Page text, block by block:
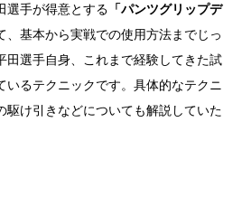
選手が得意とする 「パンツグリップデ
、基本から実戦での使用方法までじっ
田選手自身、これまで経験してきた試
いるテクニックです。具体的なテクニ
駆け引きなどについても解説していた